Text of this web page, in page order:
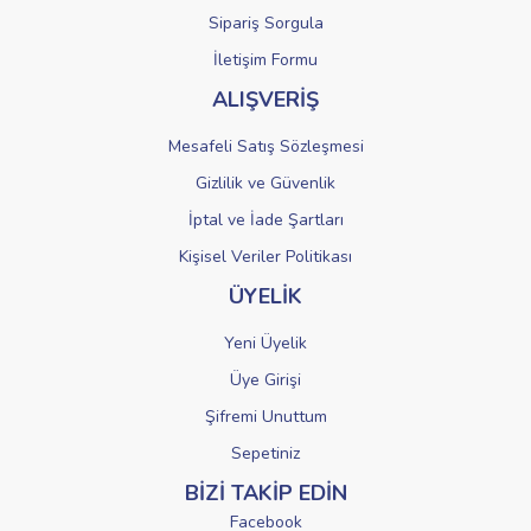
Gönder
Sipariş Sorgula
İletişim Formu
ALIŞVERİŞ
Mesafeli Satış Sözleşmesi
Gizlilik ve Güvenlik
İptal ve İade Şartları
Kişisel Veriler Politikası
ÜYELİK
Yeni Üyelik
Üye Girişi
Şifremi Unuttum
Sepetiniz
BİZİ TAKİP EDİN
Facebook